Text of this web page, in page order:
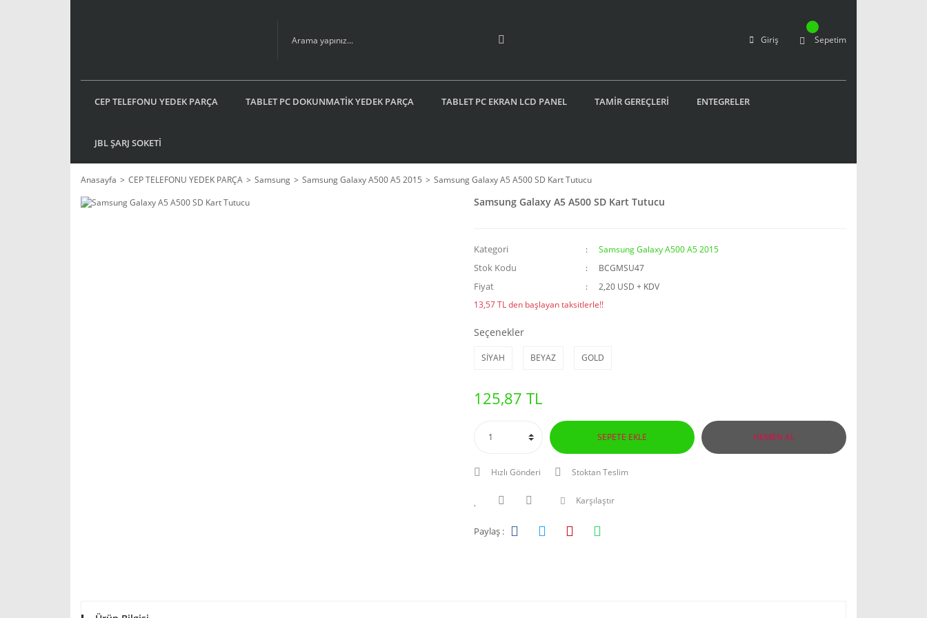
Giriş Sepetim
CEP TELEFONU YEDEK PARÇA TABLET PC DOKUNMATİK YEDEK PARÇA TABLET PC EKRAN LCD PANEL TAMİR GEREÇLERİ ENTEGRELER
JBL ŞARJ SOKETİ
Anasayfa CEP TELEFONU YEDEK PARÇA Samsung Samsung Galaxy A500 A5 2015 Samsung Galaxy A5 A500 SD Kart Tutucu
Samsung Galaxy A5 A500 SD Kart Tutucu
Kategori Samsung Galaxy A500 A5 2015
Stok Kodu BCGMSU47
Fiyat
2,20 USD + KDV
13,57 TL den başlayan taksitlerle!!
Seçenekler
SİYAH BEYAZ GOLD
125,87 TL
SEPETE EKLE HEMEN AL
Hızlı Gönderi Stoktan Teslim
Karşılaştır
Paylaş :